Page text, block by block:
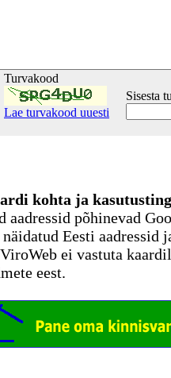
Turvakood
Lae turvakood uuesti
Sisesta
kohta ja
aadressid põhinevad
Eesti aadressid
ei vastuta
eest.